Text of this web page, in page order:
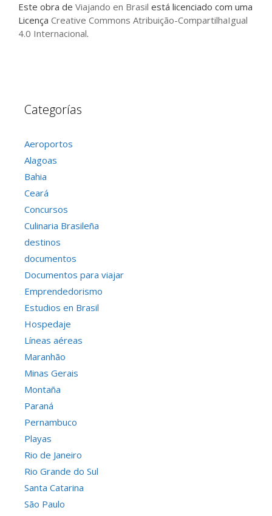
Este obra de Viajando en Brasil está licenciado com uma
Licença Creative Commons Atribuição-CompartilhaIgual
4.0 Internacional.
Categorías
Aeroportos
Alagoas
Bahia
Ceará
Concursos
Culinaria Brasileña
destinos
documentos
Documentos para viajar
Emprendedorismo
Estudios en Brasil
Hospedaje
Líneas aéreas
Maranhão
Minas Gerais
Montaña
Paraná
Pernambuco
Playas
Rio de Janeiro
Rio Grande do Sul
Santa Catarina
São Paulo